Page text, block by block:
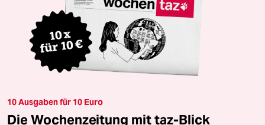
10 Ausgaben für 10 Euro
Die Wochenzeitung mit taz-Blick